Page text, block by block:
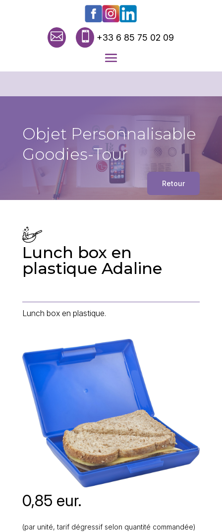
  +33 6 85 75 02 09
Objet Personnalisable
Goodies-Tour
Retour
0,85 eur.
(par unité, tarif dégressif selon quantité commandée)
Lunch box en
plastique Adaline
Lunch box en plastique.